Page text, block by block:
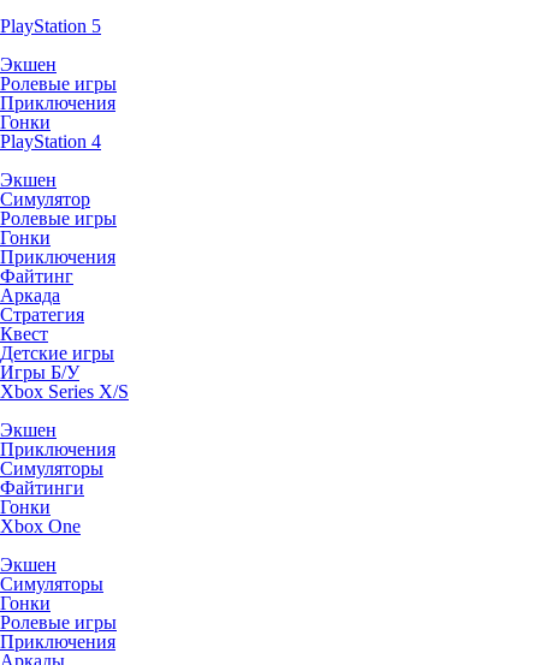
PlayStation 5
Экшен
Ролевые игры
Приключения
Гонки
PlayStation 4
Экшен
Симулятор
Ролевые игры
Гонки
Приключения
Файтинг
Аркада
Стратегия
Квест
Детские игры
Игры Б/У
Xbox Series X/S
Экшен
Приключения
Симуляторы
Файтинги
Гонки
Xbox One
Экшен
Симуляторы
Гонки
Ролевые игры
Приключения
Аркады